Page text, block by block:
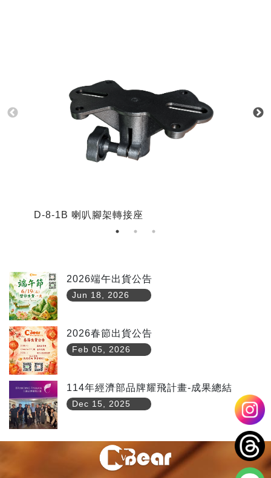
D-8-1B 喇叭腳架轉接座
2026端午出貨公告
Jun 18, 2026
2026春節出貨公告
Feb 05, 2026
114年經濟部品牌耀飛計畫-成果總結
Dec 15, 2025